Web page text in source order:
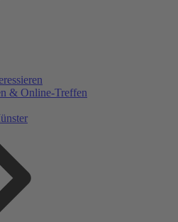
& Online-Treffen